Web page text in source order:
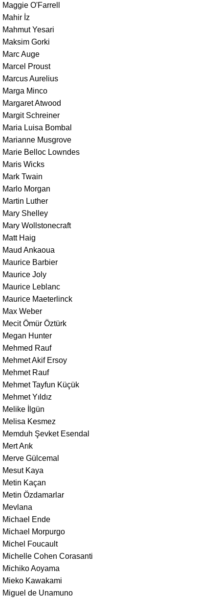
Maggie O'Farrell
Mahir İz
Mahmut Yesari
Maksim Gorki
Marc Auge
Marcel Proust
Marcus Aurelius
Marga Minco
Margaret Atwood
Margit Schreiner
Maria Luisa Bombal
Marianne Musgrove
Marie Belloc Lowndes
Maris Wicks
Mark Twain
Marlo Morgan
Martin Luther
Mary Shelley
Mary Wollstonecraft
Matt Haig
Maud Ankaoua
Maurice Barbier
Maurice Joly
Maurice Leblanc
Maurice Maeterlinck
Max Weber
Mecit Ömür Öztürk
Megan Hunter
Mehmed Rauf
Mehmet Akif Ersoy
Mehmet Rauf
Mehmet Tayfun Küçük
Mehmet Yıldız
Melike İlgün
Melisa Kesmez
Memduh Şevket Esendal
Mert Arık
Merve Gülcemal
Mesut Kaya
Metin Kaçan
Metin Özdamarlar
Mevlana
Michael Ende
Michael Morpurgo
Michel Foucault
Michelle Cohen Corasanti
Michiko Aoyama
Mieko Kawakami
Miguel de Unamuno